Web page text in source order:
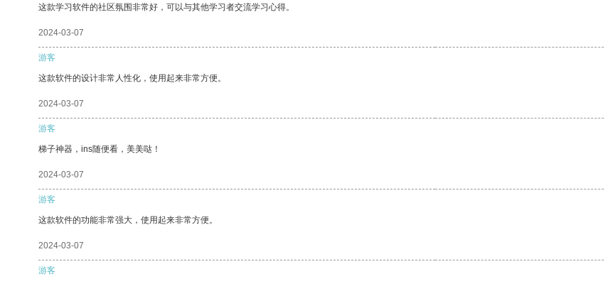
这款学习软件的社区氛围非常好，可以与其他学习者交流学习心得。
2024-03-07
游客
这款软件的设计非常人性化，使用起来非常方便。
2024-03-07
游客
梯子神器，ins随便看，美美哒！
2024-03-07
游客
这款软件的功能非常强大，使用起来非常方便。
2024-03-07
游客